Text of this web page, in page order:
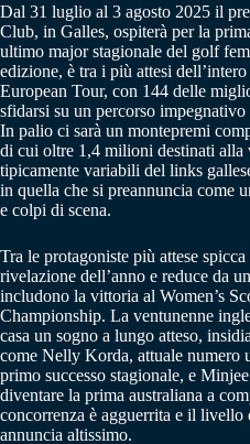
Dal 31 luglio al 3 agosto 2025 il
Club, in Galles, ospiterà per la
ultimo major stagionale del golf
edizione, è tra i più attesi
European Tour, con 144 delle
sfidarsi su un percorso
In palio ci sarà un montepremi
di cui oltre 1,4 milioni destinati
tipicamente variabili del links
in quella che si preannuncia come
e colpi di scena.
Tra le protagoniste più attese
rivelazione dell’anno e reduce da
includono la vittoria al Women’s
Championship. La ventunenne
casa un sogno a lungo atteso,
come Nelly Korda, attuale numero
primo successo stagionale, e
diventare la prima australiana a
concorrenza è agguerrita e il livello
annuncia altissimo.